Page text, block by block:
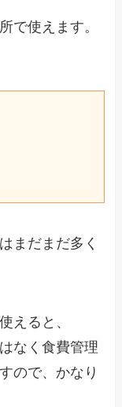
で使えます。
まだまだ多く
えると、
なく食費管理
ので、かなり